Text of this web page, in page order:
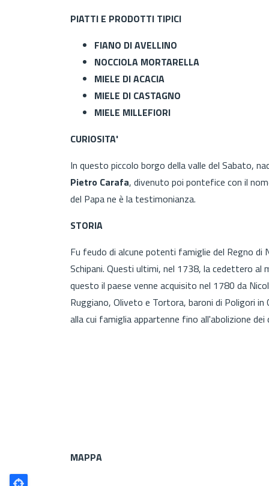
PIATTI E PRODOTTI TIPICI
FIANO DI AVELLINO
NOCCIOLA MORTARELLA
MIELE DI ACACIA
MIELE DI CASTAGNO
MIELE MILLEFIORI
CURIOSITA'
In questo piccolo borgo della valle del Sabato,
Pietro Carafa, divenuto poi pontefice con il
del Papa ne è la testimonianza.
STORIA
Fu feudo di alcune potenti famiglie del Regno di
Schipani. Questi ultimi, nel 1738, la cedettero al
questo il paese venne acquisito nel 1780 da
Ruggiano, Oliveto e Tortora, baroni di Poligori
alla cui famiglia appartenne fino all'abolizione
MAPPA
Poligono